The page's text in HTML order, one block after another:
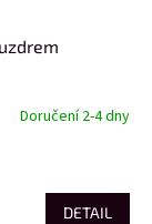
Doručení 2-4 dny
DETAIL